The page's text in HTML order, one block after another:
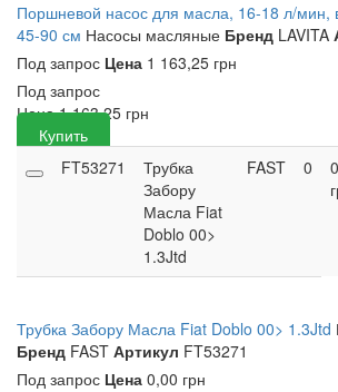
Поршневой насос для масла, 16-18 л/мин,
45-90 см Насосы масляные Бренд LAVITA
Под запрос Цена 1 163,25 грн
Под запрос
Цена 1 163,25 грн
Купить
FT53271
Трубка
Забору
Масла Fiat
Doblo 00>
1.3Jtd
FAST 0
Трубка Забору Масла Fiat Doblo 00> 1.3Jtd
Бренд FAST Артикул FT53271
Под запрос Цена 0,00 грн